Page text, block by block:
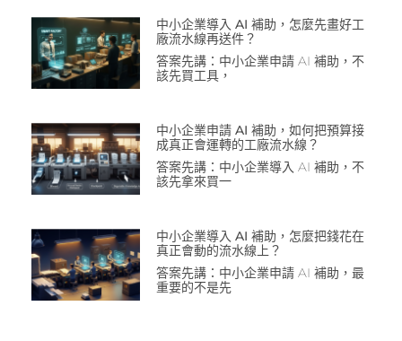
中小企業導入 AI 補助，怎麼先畫好工
廠流水線再送件？
答案先講：中小企業申請 AI 補助，不
該先買工具，
中小企業申請 AI 補助，如何把預算接
成真正會運轉的工廠流水線？
答案先講：中小企業導入 AI 補助，不
該先拿來買一
中小企業導入 AI 補助，怎麼把錢花在
真正會動的流水線上？
答案先講：中小企業申請 AI 補助，最
重要的不是先